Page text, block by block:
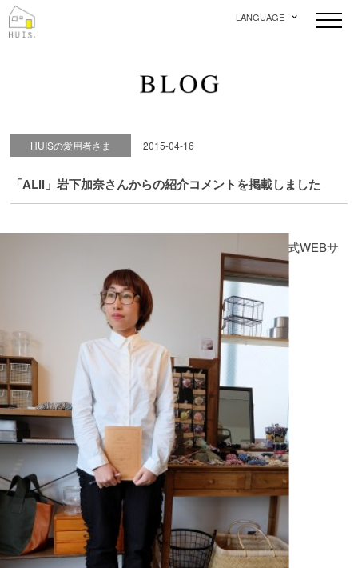
LANGUAGE
HUISの愛用者さま 2015-04-16
「ALii」岩下加奈さんからの紹介コメントを掲載しました
公式WEBサ